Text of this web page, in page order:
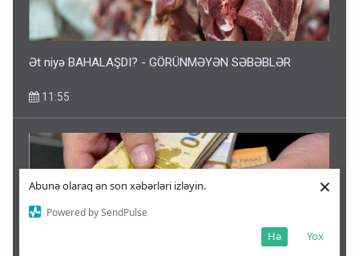
Abunə olaraq ən son xəbərləri izləyin.
Powered by SendPulse
Yox
Hə
×
Ət niyə BAHALAŞDI? - GÖRÜNMƏYƏN SƏBƏBLƏR
11:55